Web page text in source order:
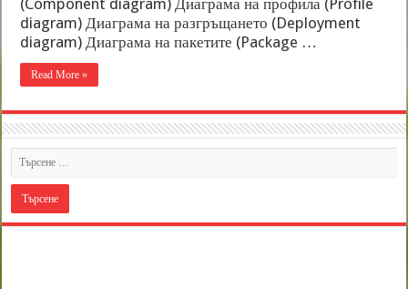
diagram) Диаграма на разгръщането (Deployment
diagram) Диаграма на пакетите (Package …
Read More »